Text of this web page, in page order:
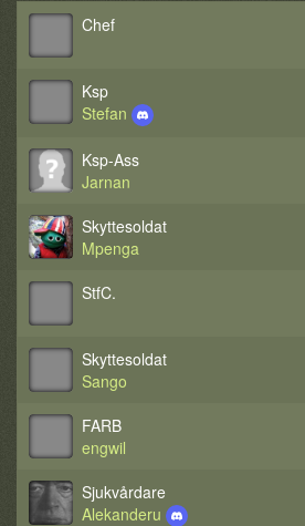
Chef
Ksp
Stefan
Ksp-Ass
Jarnan
Skyttesoldat
Mpenga
StfC.
Skyttesoldat
Sango
FARB
engwil
Sjukvårdare
Alekanderu